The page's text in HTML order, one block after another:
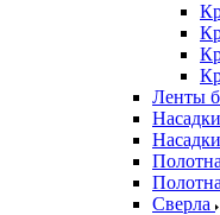
Ленты
Сверла